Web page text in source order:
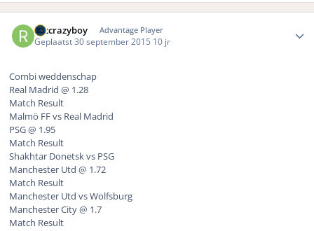
rbccrazyboy Advantage Player
Geplaatst30 september 2015 10 jr
Combi weddenschap
Real Madrid @ 1.28
Match Result
Malmö FF vs Real Madrid
PSG @ 1.95
Match Result
Shakhtar Donetsk vs PSG
Manchester Utd @ 1.72
Match Result
Manchester Utd vs Wolfsburg
Manchester City @ 1.7
Match Result